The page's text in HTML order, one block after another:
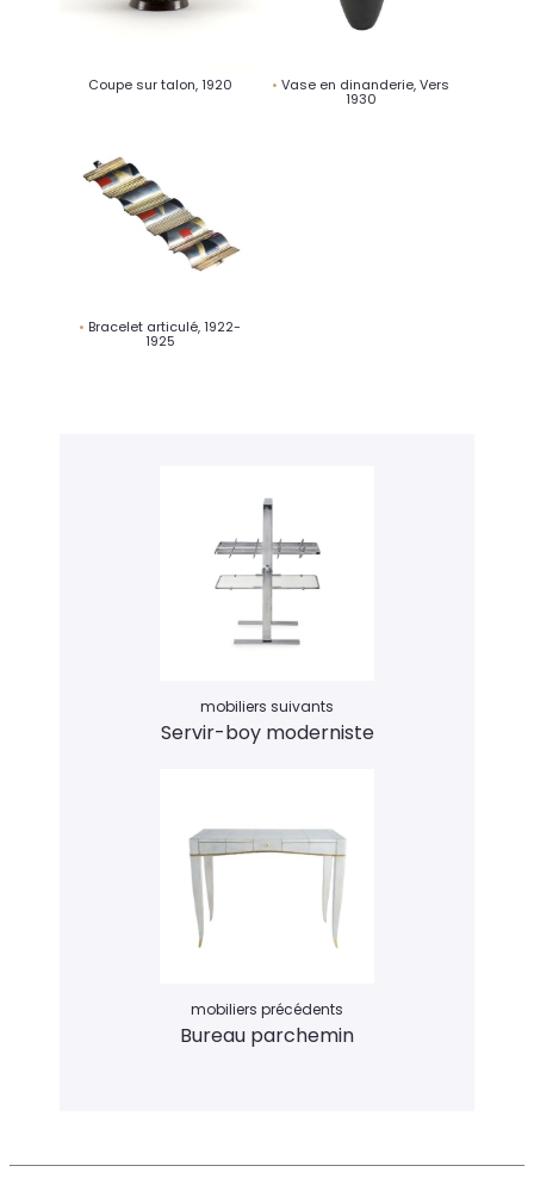
Coupe sur talon, 1920 Vase en dinanderie, Vers
1930
Bracelet articulé, 1922-
1925
mobiliers précédents
Bureau parchemin
mobiliers suivants
Servir-boy moderniste